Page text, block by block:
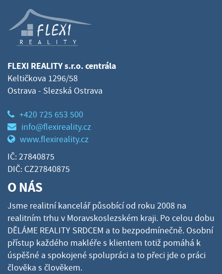
FLEXI REALITY s.r.o. centrála
Keltičkova 1296/58
Ostrava - Slezská Ostrava
+420 725 653 500
info@flexireality.cz
www.flexireality.cz
IČ: 27840875
DIČ: CZ27840875
O NÁS
Jsme realitní kancelář působící od roku 2008 na
realitním trhu v Moravskoslezském kraji. Po celou dobu
DĚLÁME REALITY SRDCEM a to bezpodmínečně. Osobní
přístup každého makléře s klientem totiž pomáhá k
úspěšné a spokojené spolupráci a to přeci jde o práci
člověka s člověkem.